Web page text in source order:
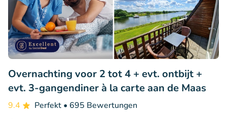
Overnachting voor 2 tot 4 + evt. ontbijt +
evt. 3-gangendiner à la carte aan de Maas
9.4 Perfekt • 695 Bewertungen